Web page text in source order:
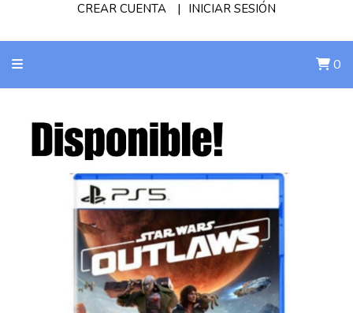
CREAR CUENTA INICIAR SESIÓN
0